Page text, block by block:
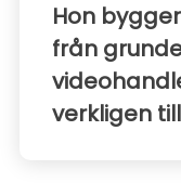
Hon
från
verkligen